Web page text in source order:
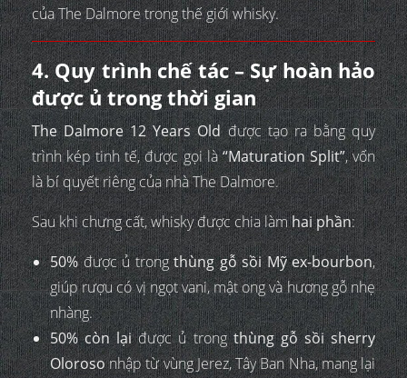
của The Dalmore trong thế giới whisky.
4. Quy trình chế tác – Sự hoàn hảo
được ủ trong thời gian
The Dalmore 12 Years Oldđược tạo ra bằng quy
trình kép tinh tế, được gọi là“Maturation Split”, vốn
là bí quyết riêng của nhà The Dalmore.
Sau khi chưng cất, whisky được chia làmhai phần:
50%được ủ trongthùng gỗ sồi Mỹ ex-bourbon,
giúp rượu có vị ngọt vani, mật ong và hương gỗ nhẹ
nhàng.
50% còn lạiđược ủ trongthùng gỗ sồi sherry
Olorosonhập từ vùng Jerez, Tây Ban Nha, mang lại